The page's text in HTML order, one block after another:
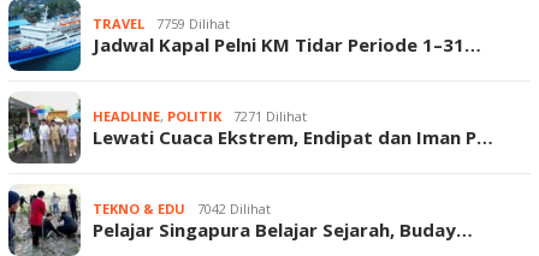
TRAVEL 7759 Dilihat
Jadwal Kapal Pelni KM Tidar Periode 1–31…
HEADLINE, POLITIK 7271 Dilihat
Lewati Cuaca Ekstrem, Endipat dan Iman P…
TEKNO & EDU 7042 Dilihat
Pelajar Singapura Belajar Sejarah, Buday…